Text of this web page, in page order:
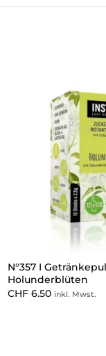
N°357 I
Holunderblüten
CHF 6.50 inkl. Mwst.